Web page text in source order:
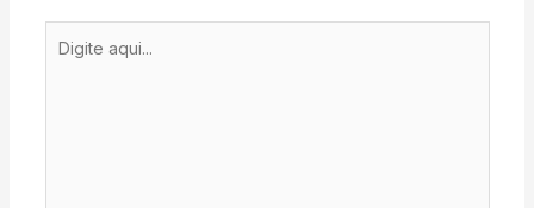
aqui...